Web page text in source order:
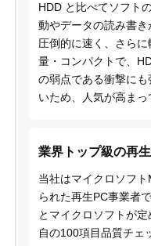
HDD と比べてソフト
動やデータの読み書き
圧倒的に速く、さらに
量・コンパクトで、
の弱点である衝撃にも
いため、人気が高まっ
業界トップ級の再
当社はマイクロソフ
られた再生PC事業者
とマイクロソフトが
自の100項目品質チェ